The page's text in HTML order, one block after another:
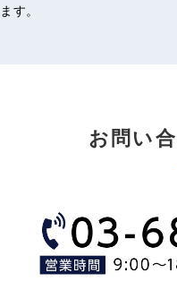
ます。
お問い